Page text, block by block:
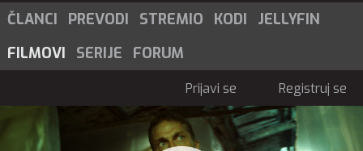
ČLANCI PREVODI STREMIO KODI
JELLYFIN
FILMOVI
SERIJE FORUM
Prijavi se Registruj se